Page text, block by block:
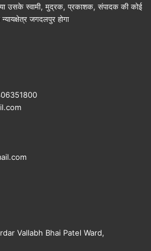
उसके स्वामी, मुद्रक, प्रकाशक, संपादक की कोई
न्यायक्षेत्र जगदलपुर होगा
Vallabh Bhai Patel Ward,